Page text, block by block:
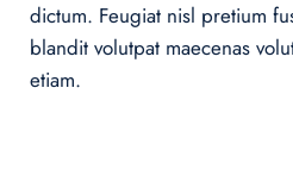
dictum. Feugiat nisl pretium
blandit volutpat maecenas
etiam.